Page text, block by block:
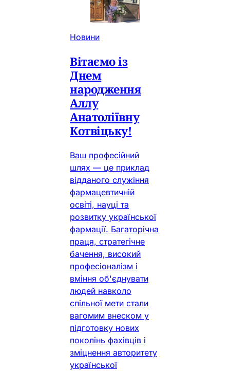
Новини
Вітаємо із
Днем
народження
Аллу
Анатоліївну
Котвіцьку!
Ваш професійний
шлях — це приклад
відданого служіння
фармацевтичній
освіті, науці та
розвитку української
фармації. Багаторічна
праця, стратегічне
бачення, високий
професіоналізм і
вміння об'єднувати
людей навколо
спільної мети стали
вагомим внеском у
підготовку нових
поколінь фахівців і
зміцнення авторитету
української